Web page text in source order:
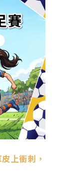
上衝刺，